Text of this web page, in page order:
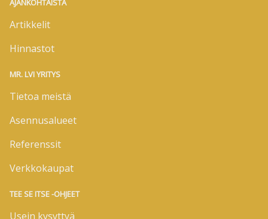
AJANKOHTAISTA
Artikkelit
Hinnastot
MR. LVI YRITYS
Tietoa meistä
Asennusalueet
Referenssit
Verkkokaupat
TEE SE ITSE -OHJEET
Usein kysyttyä